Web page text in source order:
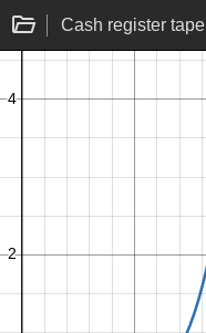
Cash register tape